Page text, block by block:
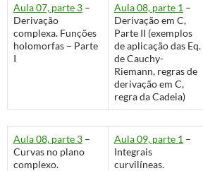
Aula 07, parte 3 –
Derivação
complexa. Funções
holomorfas – Parte
I
Aula 08, parte 1 –
Derivação em C,
Parte II (exemplos
de aplicação das Eq.
de Cauchy-
Riemann, regras de
derivação em C,
regra da Cadeia)
Aula 08, parte 3 –
Curvas no plano
complexo.
Aula 09, parte 1 –
Integrais
curvilíneas.